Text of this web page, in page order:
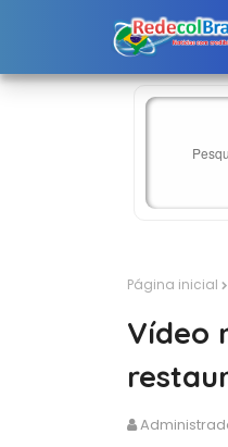
Página inicial
Vídeo